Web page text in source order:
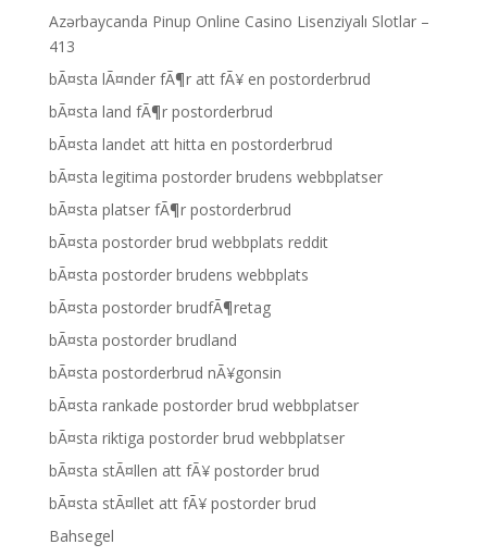
Azərbaycanda Pinup Online Casino Lisenziyalı Slotlar –
413
bÃ¤sta lÃ¤nder fÃ¶r att fÃ¥ en postorderbrud
bÃ¤sta land fÃ¶r postorderbrud
bÃ¤sta landet att hitta en postorderbrud
bÃ¤sta legitima postorder brudens webbplatser
bÃ¤sta platser fÃ¶r postorderbrud
bÃ¤sta postorder brud webbplats reddit
bÃ¤sta postorder brudens webbplats
bÃ¤sta postorder brudfÃ¶retag
bÃ¤sta postorder brudland
bÃ¤sta postorderbrud nÃ¥gonsin
bÃ¤sta rankade postorder brud webbplatser
bÃ¤sta riktiga postorder brud webbplatser
bÃ¤sta stÃ¤llen att fÃ¥ postorder brud
bÃ¤sta stÃ¤llet att fÃ¥ postorder brud
Bahsegel